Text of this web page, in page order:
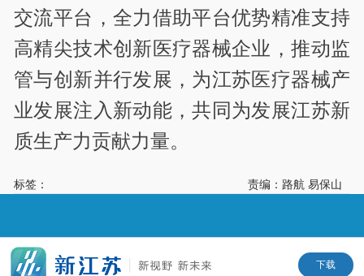
交流平台，全力借助平台优势精准支持
高精尖技术创新医疗器械企业，推动监
管与创新并行发展，为江苏医疗器械产
业发展注入新动能，共同为发展江苏新
质生产力贡献力量。
标签： 责编：路航 易保山
下载